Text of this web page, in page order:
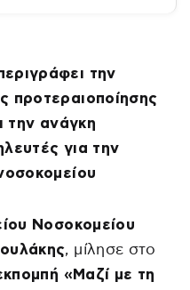
την
προτεραιοποίησης
την ανάγκη
για την
Νοσοκομείου
, μίλησε στο
«Μαζί με τη